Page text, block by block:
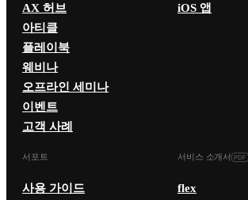
AX 허브
아티클
플레이북
웨비나
오프라인 세미나
이벤트
고객 사례
iOS 앱
서포트
사용 가이드
서비스 소개서
flex